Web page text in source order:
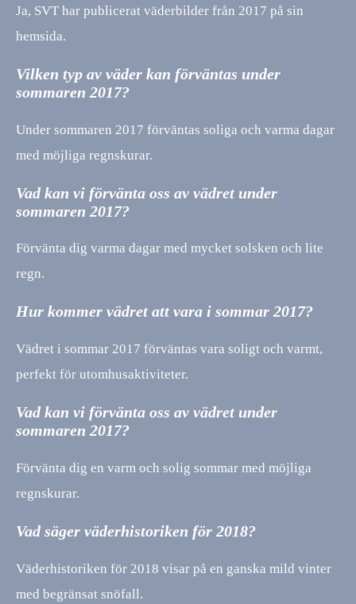
Ja, SVT har publicerat väderbilder från 2017 på sin
hemsida.
Vilken typ av väder kan förväntas under
sommaren 2017?
Under sommaren 2017 förväntas soliga och varma dagar
med möjliga regnskurar.
Vad kan vi förvänta oss av vädret under
sommaren 2017?
Förvänta dig varma dagar med mycket solsken och lite
regn.
Hur kommer vädret att vara i sommar 2017?
Vädret i sommar 2017 förväntas vara soligt och varmt,
perfekt för utomhusaktiviteter.
Vad kan vi förvänta oss av vädret under
sommaren 2017?
Förvänta dig en varm och solig sommar med möjliga
regnskurar.
Vad säger väderhistoriken för 2018?
Väderhistoriken för 2018 visar på en ganska mild vinter
med begränsat snöfall.